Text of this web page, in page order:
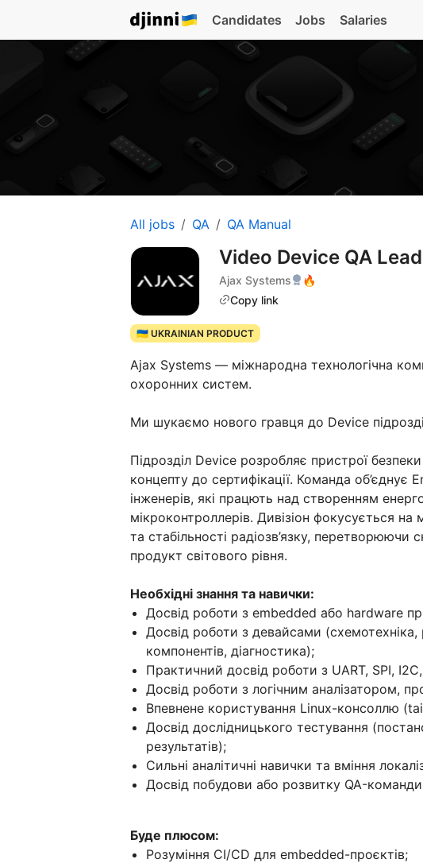
Candidates Jobs Salaries
All jobs QA QA Manual
Video Device QA Lead
Ajax Systems
🔥
Copy link
🇺🇦 UKRAINIAN PRODUCT
Ajax Systems — міжнародна технологічна
охоронних систем.
Ми шукаємо нового гравця до Device
Підрозділ Device розробляє пристрої
концепту до сертифікації. Команда об’єднує
інженерів, які працють над створенням
мікроконтроллерів. Дивізіон фокусується
та стабільності радіозв’язку, перетворюючи
продукт світового рівня.
Необхідні знання та навички:
Досвід роботи з embedded або hardware
Досвід роботи з девайсами (схемотехніка,
компонентів, діагностика);
Практичний досвід роботи з UART, SPI,
Досвід роботи з логічним аналізатором,
Впевнене користування Linux-консоллю
Досвід дослідницького тестування
результатів);
Сильні аналітичні навички та вміння
Досвід побудови або розвитку QA-
Буде плюсом:
Розуміння CI/CD для embedded-проєктів;